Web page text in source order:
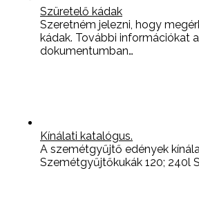
Szüretelő kádak
Szeretném jelezni, hogy
kádak. További információkat
dokumentumban…
Kínálati katalógus.
A szemétgyűjtő edények
Szemétgyűjtőkukák 120; 240l